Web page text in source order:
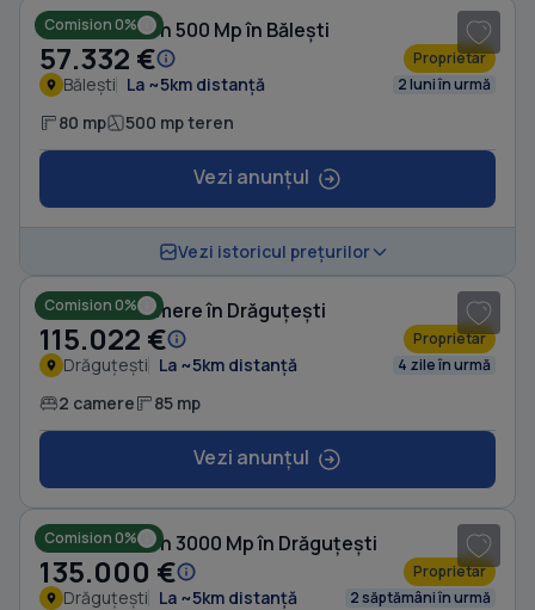
Comision 0%
Casă cu Teren 500 Mp în Bălești
57.332 € Proprietar
Bălești La ~5km distanță 2 luni în urmă
80 mp 500 mp teren
Vezi anunțul
Vezi istoricul prețurilor
Comision 0%
Casă cu 2 camere în Drăguțești
115.022 € Proprietar
Drăguțești La ~5km distanță 4 zile în urmă
2 camere 85 mp
Vezi anunțul
Comision 0%
Casă cu Teren 3000 Mp în Drăguțești
135.000 € Proprietar
Drăguțești La ~5km distanță 2 săptămâni în urmă